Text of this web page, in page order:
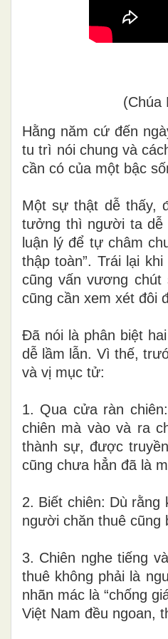
(Chúa
Hằng năm cứ đến
tu trì nói chung và
cần có của một bậc
Một sự thật dễ thấy,
tưởng thì người ta dễ
luận lý để tự châm
thập toàn”. Trái lại
cũng vấn vương
cũng cần xem xét đôi
Đã nói là phân biệt
dễ lầm lẫn. Vì thế,
và vị mục tử:
1. Qua cửa ràn
chiên mà vào và ra
thành sự, được
cũng chưa hẳn đã là
2. Biết chiên: Dù rằng
người chăn thuê cũng
3. Chiên nghe tiếng
thuê không phải là
nhãn mác là “chống
Việt Nam đều ngoan,